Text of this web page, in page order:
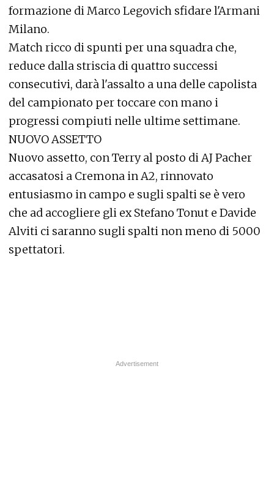
formazione di Marco Legovich sfidare l'Armani
Milano.
Match ricco di spunti per una squadra che,
reduce dalla striscia di quattro successi
consecutivi, darà l'assalto a una delle capolista
del campionato per toccare con mano i
progressi compiuti nelle ultime settimane.
NUOVO ASSETTO
Nuovo assetto, con Terry al posto di AJ Pacher
accasatosi a Cremona in A2, rinnovato
entusiasmo in campo e sugli spalti se è vero
che ad accogliere gli ex Stefano Tonut e Davide
Alviti ci saranno sugli spalti non meno di 5000
spettatori.